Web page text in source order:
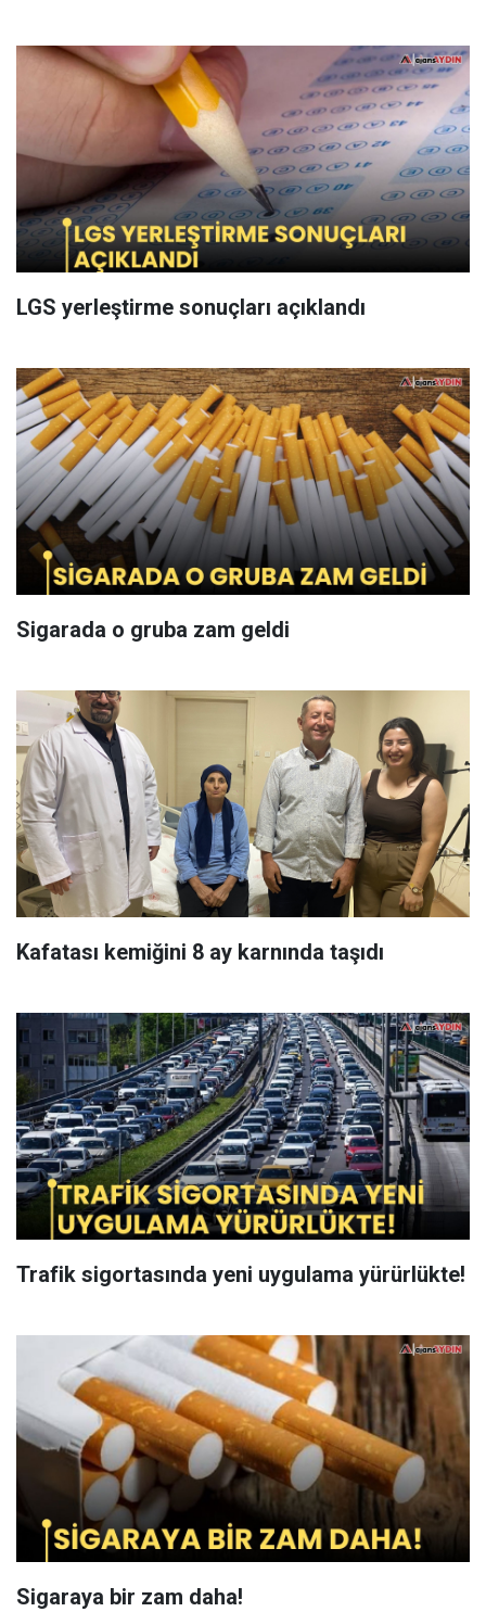
LGS yerleştirme sonuçları açıklandı
Sigarada o gruba zam geldi
Kafatası kemiğini 8 ay karnında taşıdı
Trafik sigortasında yeni uygulama yürürlükte!
Sigaraya bir zam daha!